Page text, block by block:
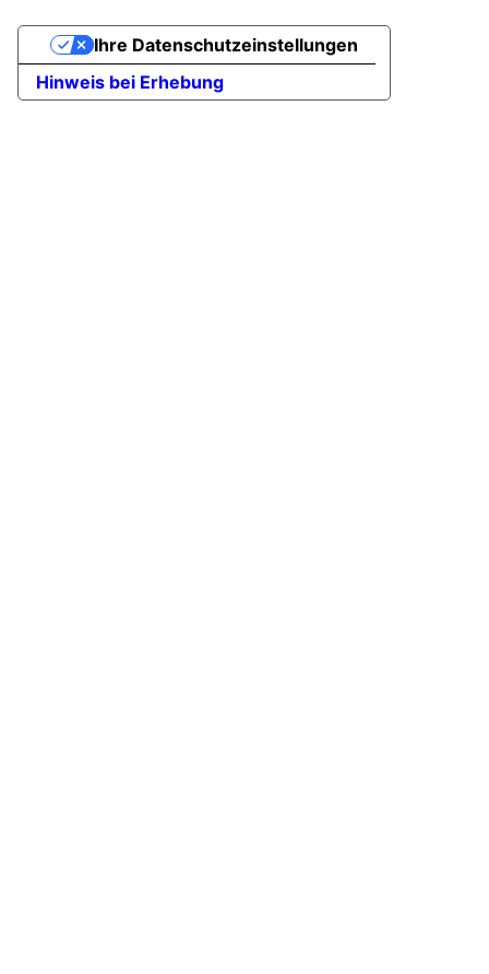
Hinweis bei Erhebung
Ihre Datenschutzeinstellungen